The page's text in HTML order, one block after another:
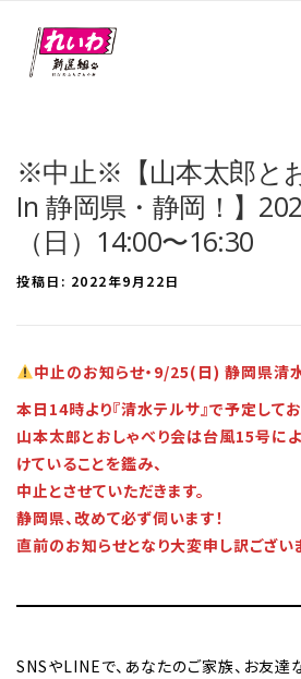
※中止※【山本太郎と
In 静岡県・静岡！】
（日）14:00〜16:30
投稿日: 2022年9月22日
中止のお知らせ・9/25(日) 静岡県清
本日14時より『清水テルサ』で予定して
山本太郎とおしゃべり会は台風15号に
けていることを鑑み、
中止とさせていただきます。
静岡県、改めて必ず伺います！
直前のお知らせとなり大変申し訳ござい
SNSやLINEで、あなたのご家族、お友達